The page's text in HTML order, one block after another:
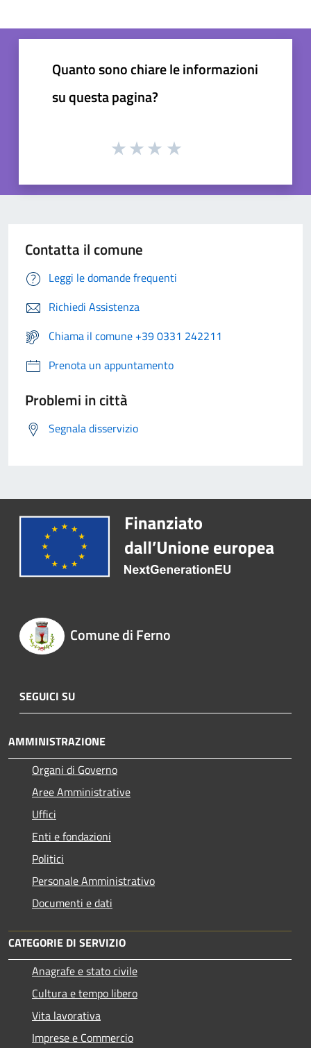
Quanto sono chiare le informazioni
su questa pagina?
Contatta il comune
Leggi le domande frequenti
Richiedi Assistenza
Chiama il comune +39 0331 242211
Prenota un appuntamento
Problemi in città
Segnala disservizio
Comune di Ferno
SEGUICI SU
AMMINISTRAZIONE
Organi di Governo
Aree Amministrative
Uffici
Enti e fondazioni
Politici
Personale Amministrativo
Documenti e dati
CATEGORIE DI SERVIZIO
Anagrafe e stato civile
Cultura e tempo libero
Vita lavorativa
Imprese e Commercio